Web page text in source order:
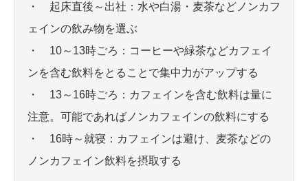
・ 起床直後～出社：水や白湯・麦茶などノンカフ
ェインの飲み物を選ぶ
・ 10～13時ごろ：コーヒーや緑茶などカフェイ
ンを含む飲料をとることで集中力がアップする
・ 13～16時ごろ：カフェインを含む飲料は量に
注意。可能であればノンカフェインの飲料にする
・ 16時～就寝：カフェインは避け、麦茶などの
ノンカフェイン飲料を摂取する